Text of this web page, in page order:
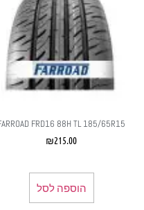
FARROAD FRD16 88H TL 185/65R15
₪215.00
הוספה לסל